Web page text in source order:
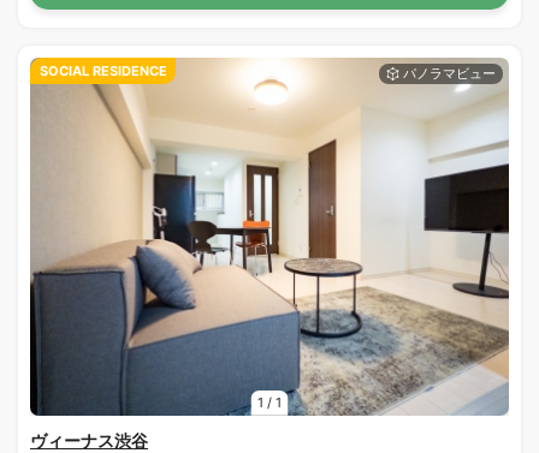
1 / 1
SOCIAL RESIDENCE
ヴィーナス渋谷